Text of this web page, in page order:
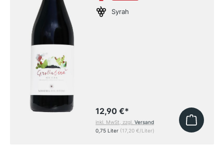
Syrah
12,90 €*
inkl. MwSt, zzgl.Versand
0,75 Liter (17,20 €/Liter)